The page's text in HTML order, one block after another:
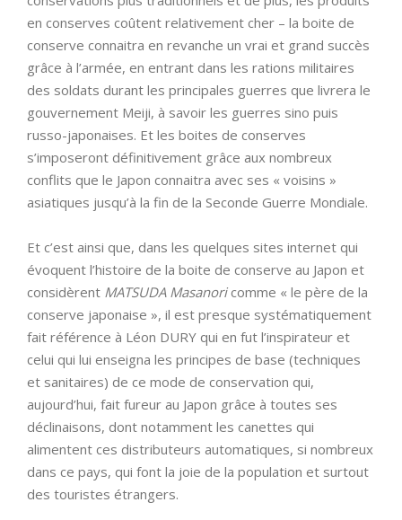
en conserves coûtent relativement cher – la boite de
conserve connaitra en revanche un vrai et grand succès
grâce à l’armée, en entrant dans les rations militaires
des soldats durant les principales guerres que livrera le
gouvernement Meiji, à savoir les guerres sino puis
russo-japonaises. Et les boites de conserves
s’imposeront définitivement grâce aux nombreux
conflits que le Japon connaitra avec ses « voisins »
asiatiques jusqu’à la fin de la Seconde Guerre Mondiale.
Et c’est ainsi que, dans les quelques sites internet qui
évoquent l’histoire de la boite de conserve au Japon et
considèrent MATSUDA Masanoricomme « le père de la
conserve japonaise », il est presque systématiquement
fait référence à Léon DURY qui en fut l’inspirateur et
celui qui lui enseigna les principes de base (techniques
et sanitaires) de ce mode de conservation qui,
aujourd’hui, fait fureur au Japon grâce à toutes ses
déclinaisons, dont notamment les canettes qui
alimentent ces distributeurs automatiques, si nombreux
dans ce pays, qui font la joie de la population et surtout
des touristes étrangers.